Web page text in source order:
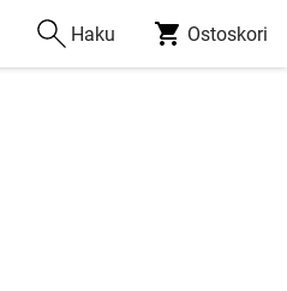
Haku Ostoskori